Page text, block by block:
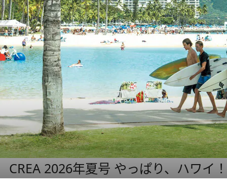
CREA 2026年夏号 やっぱり、ハワイ